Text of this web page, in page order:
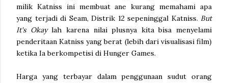
milik Katniss ini membuat ane kurang memahami apa
yang terjadi di Seam, Distrik 12 sepeninggal Katniss. But
It's Okaylah karena nilai plusnya kita bisa menyelami
penderitaan Katniss yang berat (lebih dari visualisasi film)
ketika Ia berkompetisi di Hunger Games.
Harga yang terbayar dalam penggunaan sudut orang